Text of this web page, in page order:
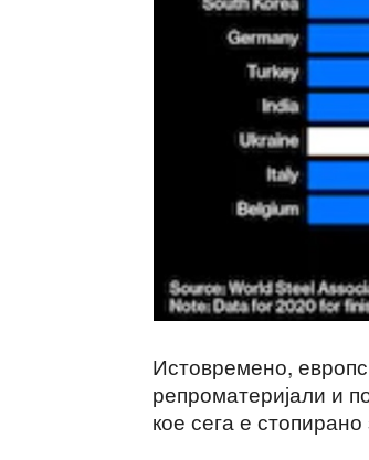
Истовремено,
репроматеријали и
кое сега е